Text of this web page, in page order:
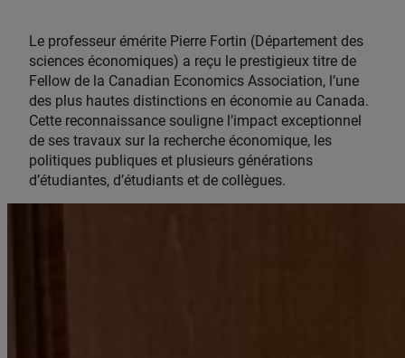
Le professeur émérite Pierre Fortin (Département des
sciences économiques) a reçu le prestigieux titre de
Fellow de la Canadian Economics Association, l’une
des plus hautes distinctions en économie au Canada.
Cette reconnaissance souligne l’impact exceptionnel
de ses travaux sur la recherche économique, les
politiques publiques et plusieurs générations
d’étudiantes, d’étudiants et de collègues.